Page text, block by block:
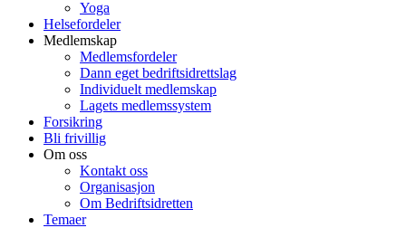
Yoga
Helsefordeler
Medlemskap
Medlemsfordeler
Dann eget bedriftsidrettslag
Individuelt medlemskap
Lagets medlemssystem
Forsikring
Bli frivillig
Om oss
Kontakt oss
Organisasjon
Om Bedriftsidretten
Temaer